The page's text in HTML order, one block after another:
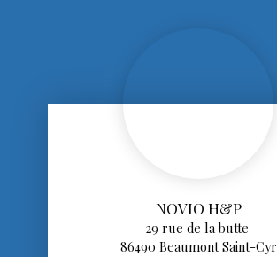
NOVIO H&P
29 rue de la butte
86490 Beaumont Saint-Cyr